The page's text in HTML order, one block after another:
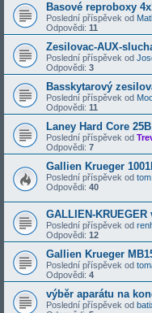
Basové reproboxy
Poslední příspěvek od
Odpovědi: 11
Zesilovac-AUX-
Poslední příspěvek od
Odpovědi: 3
Basskytarový
Poslední příspěvek od
Odpovědi: 11
Laney Hard Core 25B
Poslední příspěvek od
Odpovědi: 7
Gallien Krueger
Poslední příspěvek od
Odpovědi: 40
GALLIEN-KRUEGER
Poslední příspěvek od
Odpovědi: 12
Gallien Krueger
Poslední příspěvek od
Odpovědi: 4
výběr aparátu na
Poslední příspěvek od